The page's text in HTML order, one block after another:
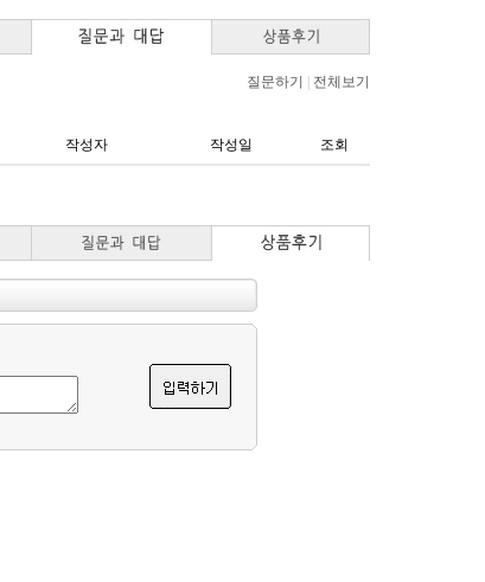
질문하기 전체보기
작성자 작성일 조회